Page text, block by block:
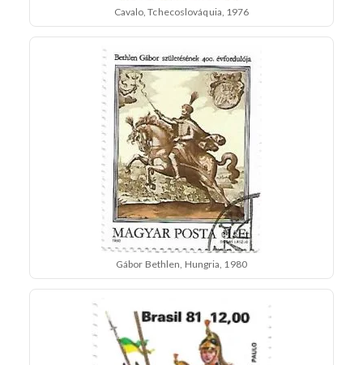
Cavalo, Tchecoslováquia, 1976
Gábor Bethlen, Hungria, 1980